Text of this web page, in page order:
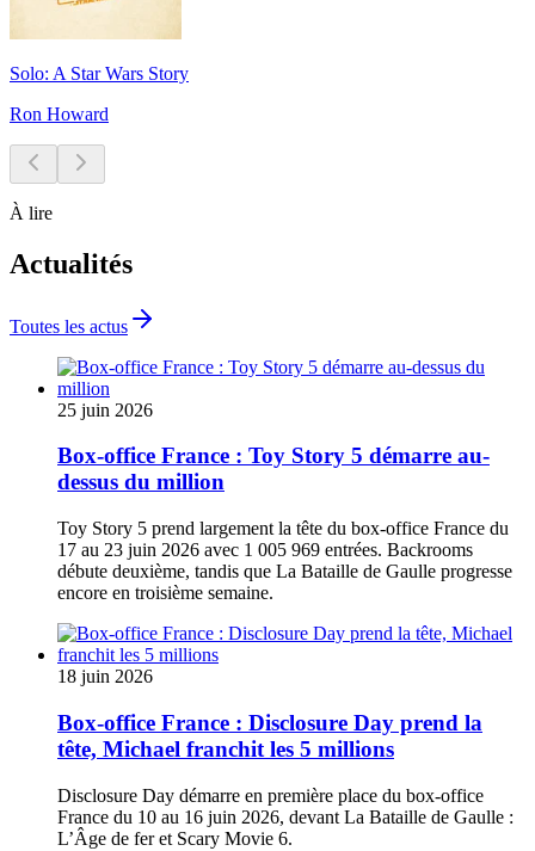
Solo: A Star Wars Story
Ron Howard
À lire
Actualités
Toutes les actus
25 juin 2026
Box-office France : Toy Story 5 démarre au-
dessus du million
Toy Story 5 prend largement la tête du box-office France du
17 au 23 juin 2026 avec 1 005 969 entrées. Backrooms
débute deuxième, tandis que La Bataille de Gaulle progresse
encore en troisième semaine.
18 juin 2026
Box-office France : Disclosure Day prend la
tête, Michael franchit les 5 millions
Disclosure Day démarre en première place du box-office
France du 10 au 16 juin 2026, devant La Bataille de Gaulle :
L’Âge de fer et Scary Movie 6.